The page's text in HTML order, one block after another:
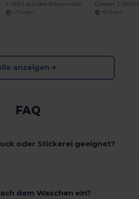
+2 Farben +8 Farben
anzeigen
FAQ
oder Stickerei geeignet?
dem Waschen ein?